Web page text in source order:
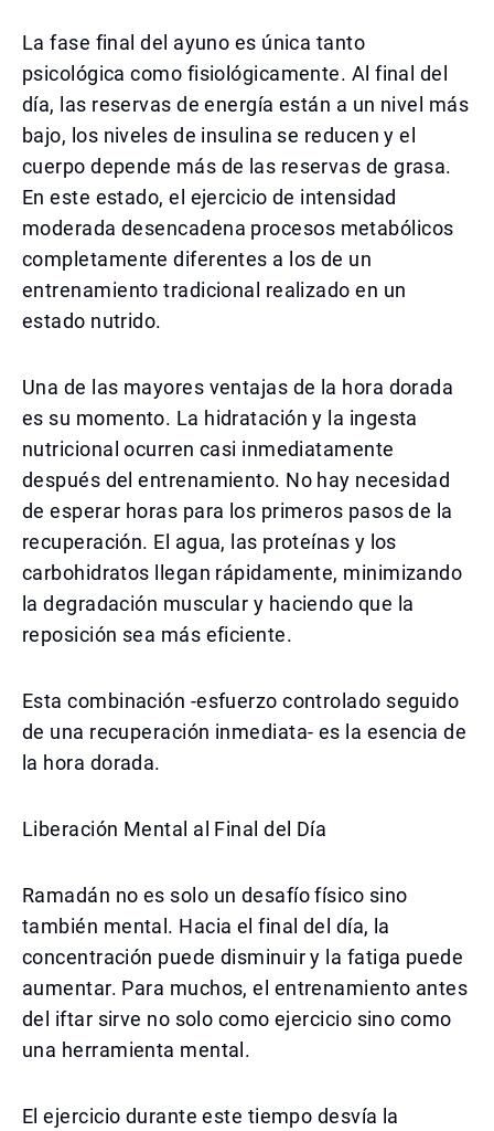
La fase final del ayuno es única tanto
psicológica como fisiológicamente. Al final del
día, las reservas de energía están a un nivel más
bajo, los niveles de insulina se reducen y el
cuerpo depende más de las reservas de grasa.
En este estado, el ejercicio de intensidad
moderada desencadena procesos metabólicos
completamente diferentes a los de un
entrenamiento tradicional realizado en un
estado nutrido.
Una de las mayores ventajas de la hora dorada
es su momento. La hidratación y la ingesta
nutricional ocurren casi inmediatamente
después del entrenamiento. No hay necesidad
de esperar horas para los primeros pasos de la
recuperación. El agua, las proteínas y los
carbohidratos llegan rápidamente, minimizando
la degradación muscular y haciendo que la
reposición sea más eficiente.
Esta combinación -esfuerzo controlado seguido
de una recuperación inmediata- es la esencia de
la hora dorada.
Liberación Mental al Final del Día
Ramadán no es solo un desafío físico sino
también mental. Hacia el final del día, la
concentración puede disminuir y la fatiga puede
aumentar. Para muchos, el entrenamiento antes
del iftar sirve no solo como ejercicio sino como
una herramienta mental.
El ejercicio durante este tiempo desvía la